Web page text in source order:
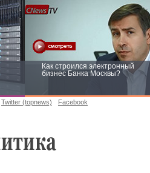
Как строился электронный
бизнес Банка Москвы?
Twitter (topnews) Facebook